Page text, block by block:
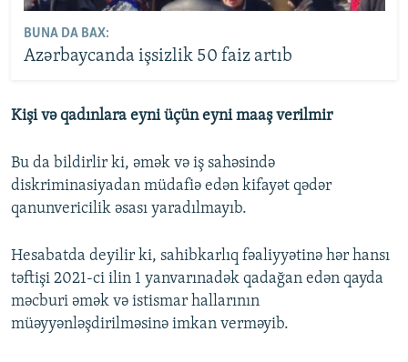
BUNA DA BAX:
Azərbaycanda işsizlik 50 faiz artıb
Kişi və qadınlara eyni üçün eyni maaş verilmir
Bu da bildirlir ki, əmək və iş sahəsində
diskriminasiyadan müdafiə edən kifayət qədər
qanunvericilik əsası yaradılmayıb.
Hesabatda deyilir ki, sahibkarlıq fəaliyyətinə hər hansı
təftişi 2021-ci ilin 1 yanvarınadək qadağan edən qayda
məcburi əmək və istismar hallarının
müəyyənləşdirilməsinə imkan verməyib.